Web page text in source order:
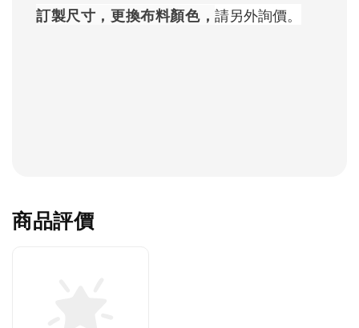
訂製尺寸，更換布料顏色，請另外詢價。
商品評價